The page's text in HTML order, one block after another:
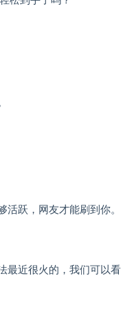
活跃，网友才能刷到你。
最近很火的，我们可以看